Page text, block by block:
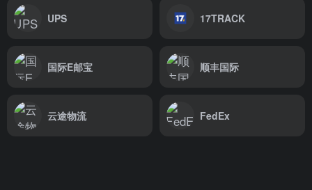
UPS 17TRACK
国际E邮宝 顺丰国际
云途物流 FedEx